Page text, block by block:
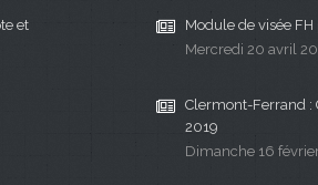
et
Module de visée
Mercredi 20 avril
Clermont-Ferrand :
2019
Dimanche 16